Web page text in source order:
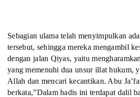
Sebagian ulama telah menyimpulkan
tersebut, sehingga mereka mengambil
dengan jalan Qiyas, yaitu
yang memenuhi dua unsur illat hukum,
Allah dan mencari kecantikan. Abu
berkata,”Dalam hadis ini terdapat dalil